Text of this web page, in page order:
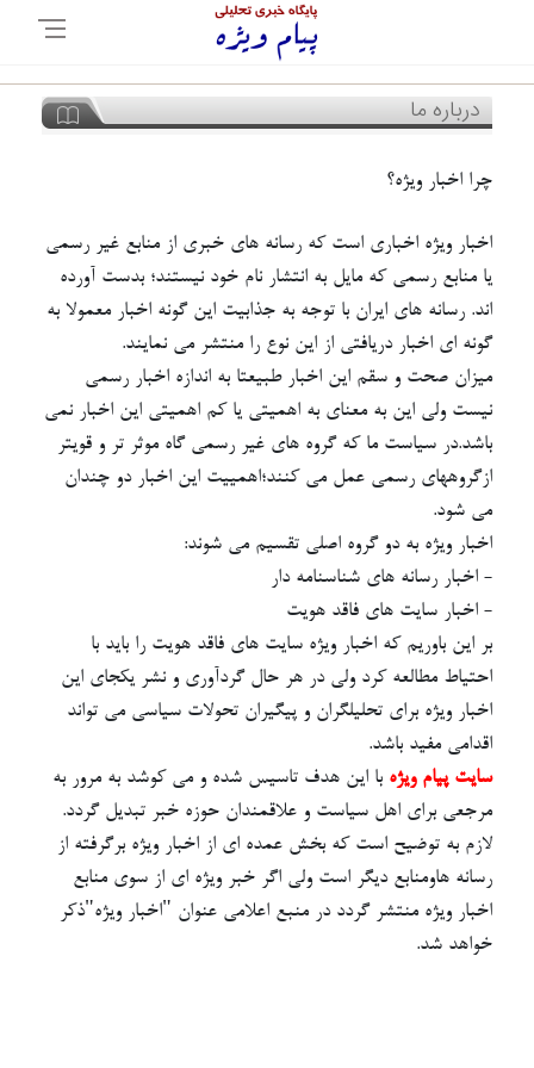
درباره ما
چرا اخبار ویژه؟
اخبار ویژه اخباری است که رسانه های خبری از منابع غیر رسمی
یا منابع رسمی که مایل به انتشار نام خود نیستند؛ بدست آورده
اند. رسانه های ایران با توجه به جذابیت این گونه اخبار معمولا به
گونه ای اخبار دریافتی از این نوع را منتشر می نمایند.
میزان صحت و سقم این اخبار طبیعتا به اندازه اخبار رسمی
نیست ولی این به معنای به اهمیتی یا کم اهمیتی این اخبار نمی
باشد.در سیاست ما که گروه های غیر رسمی گاه موثر تر و قویتر
ازگروههای رسمی عمل می کنند؛اهمییت این اخبار دو چندان
می شود.
اخبار ویژه به دو گروه اصلی تقسیم می شوند:
- اخبار رسانه های شناسنامه دار
- اخبار سایت های فاقد هویت
بر این باوریم که اخبار ویژه سایت های فاقد هویت را باید با
احتیاط مطالعه کرد ولی در هر حال گردآوری و نشر یکجای این
اخبار ویژه برای تحلیلگران و پیگیران تحولات سیاسی می تواند
اقدامی مفید باشد.
سایت پیام ویژه با این هدف تاسیس شده و می کوشد به مرور به
مرجعی برای اهل سیاست و علاقمندان حوزه خبر تبدیل گردد.
لازم به توضیح است که بخش عمده ای از اخبار ویژه برگرفته از
رسانه هاومنابع دیگر است ولی اگر خبر ویژه ای از سوی منابع
اخبار ویژه منتشر گردد در منبع اعلامی عنوان "اخبار ویژه"ذکر
خواهد شد.